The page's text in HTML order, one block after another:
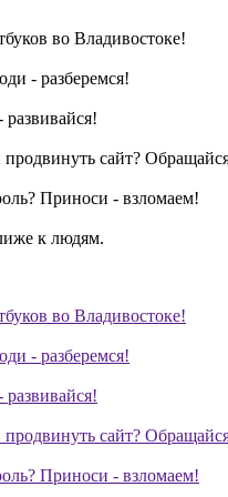
во Владивостоке!
- разберемся!
продвинуть сайт?
Приноси - взломаем!
к людям.
во Владивостоке!
- разберемся!
продвинуть сайт?
Приноси - взломаем!